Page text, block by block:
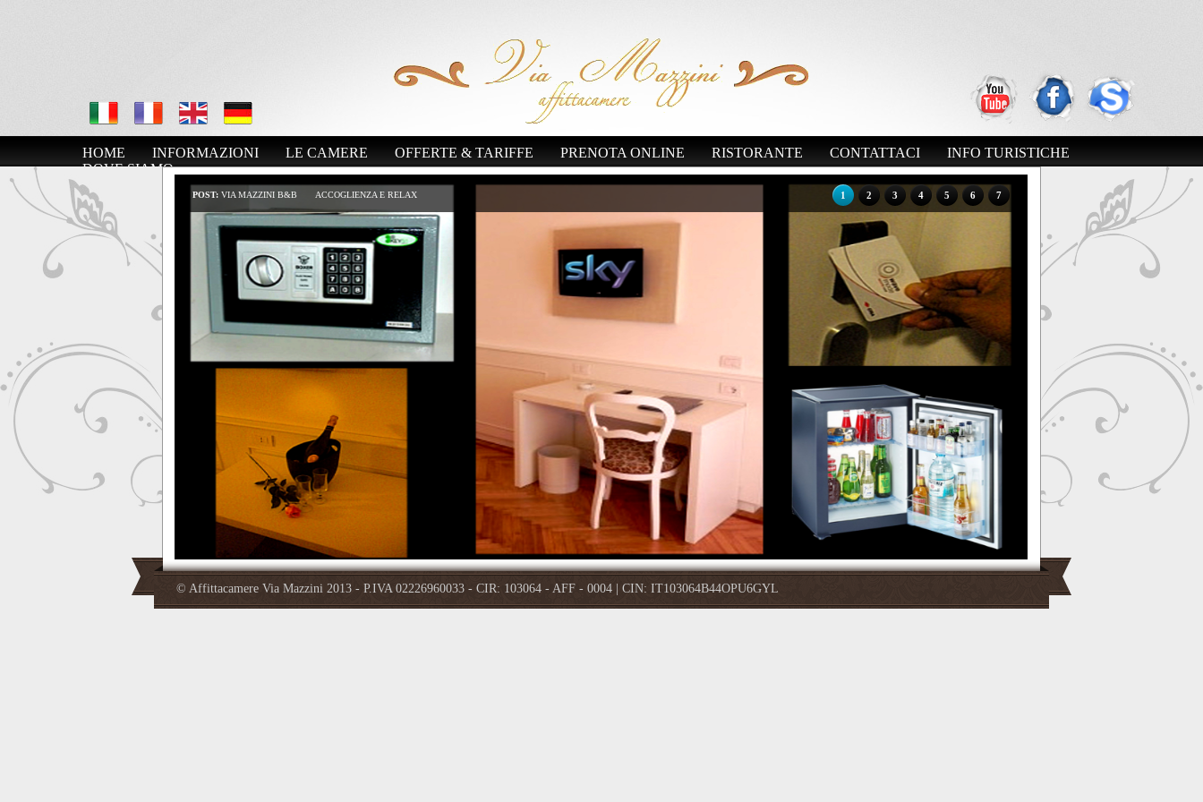
HOME INFORMAZIONI LE CAMERE OFFERTE & TARIFFE PRENOTA ONLINE RISTORANTE CONTATTACI
INFO TURISTICHE
DOVE SIAMO
POST: VIA MAZZINI B&B ACCOGLIENZA E RELAX 1 2 3 4 5 6 7
© Affittacamere Via Mazzini 2013 - P.IVA 02226960033 - CIR: 103064 - AFF - 0004 | CIN: IT103064B44OPU6GYL